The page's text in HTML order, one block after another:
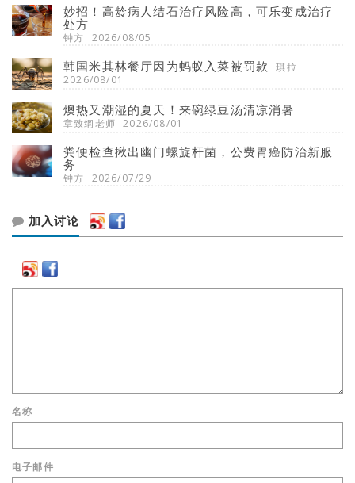
妙招！高龄病人结石治疗风险高，可乐变成治疗
处方
钟方 2026/08/05
韩国米其林餐厅因为蚂蚁入菜被罚款
琪拉
2026/08/01
燠热又潮湿的夏天！来碗绿豆汤清凉消暑
章致纲老师 2026/08/01
粪便检查揪出幽门螺旋杆菌，公费胃癌防治新服
务
钟方 2026/07/29
加入讨论
名称
电子邮件